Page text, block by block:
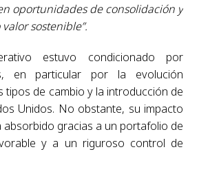
oportunidades de consolidación y
sostenible”.
estuvo condicionado por
en particular por la evolución
tipos de cambio y la introducción de
Unidos. No obstante, su impacto
absorbido gracias a un portafolio de
y a un riguroso control de